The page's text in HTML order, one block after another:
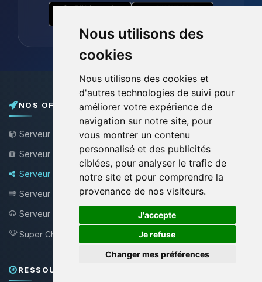
Nous utilisons des
cookies
Nous utilisons des cookies et
d'autres technologies de suivi pour
améliorer votre expérience de
navigation sur notre site, pour
vous montrer un contenu
personnalisé et des publicités
ciblées, pour analyser le trafic de
notre site et pour comprendre la
provenance de nos visiteurs.
J'accepte
Je refuse
Changer mes préférences
NOS OFFRES
Serveur Minecraft
Serveur Minecraft Gratuit
Serveur Bungee / Velocity
Serveur VPS
Serveur Teamspeak
Super Choupy
RESSOURCES & SUPPORT
🍪